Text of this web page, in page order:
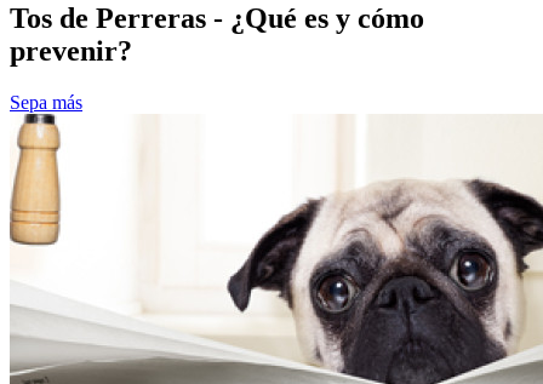
Tos de Perreras - ¿Qué es y cómo
prevenir?
Sepa más